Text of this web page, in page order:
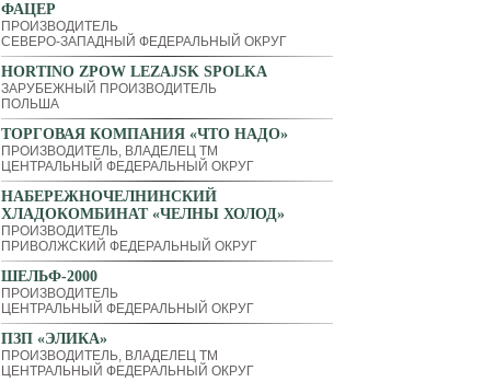
ФАЦЕР
ПРОИЗВОДИТЕЛЬ
СЕВЕРО-ЗАПАДНЫЙ ФЕДЕРАЛЬНЫЙ ОКРУГ
HORTINO ZPOW LEZAJSK SPOLKA
ЗАРУБЕЖНЫЙ ПРОИЗВОДИТЕЛЬ
ПОЛЬША
ТОРГОВАЯ КОМПАНИЯ «ЧТО НАДО»
ПРОИЗВОДИТЕЛЬ, ВЛАДЕЛЕЦ ТМ
ЦЕНТРАЛЬНЫЙ ФЕДЕРАЛЬНЫЙ ОКРУГ
НАБЕРЕЖНОЧЕЛНИНСКИЙ
ХЛАДОКОМБИНАТ «ЧЕЛНЫ ХОЛОД»
ПРОИЗВОДИТЕЛЬ
ПРИВОЛЖСКИЙ ФЕДЕРАЛЬНЫЙ ОКРУГ
ШЕЛЬФ-2000
ПРОИЗВОДИТЕЛЬ
ЦЕНТРАЛЬНЫЙ ФЕДЕРАЛЬНЫЙ ОКРУГ
ПЗП «ЭЛИКА»
ПРОИЗВОДИТЕЛЬ, ВЛАДЕЛЕЦ ТМ
ЦЕНТРАЛЬНЫЙ ФЕДЕРАЛЬНЫЙ ОКРУГ